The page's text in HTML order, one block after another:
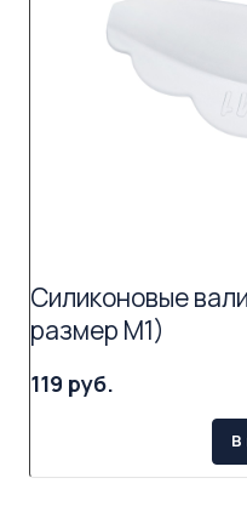
Силиконовые
размер M1)
119 руб.
В